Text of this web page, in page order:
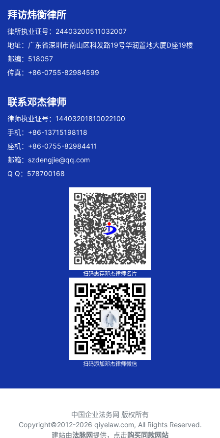
拜访炜衡律所
律所执业证号：24403200511032007
地址：广东省深圳市南山区科发路19号华润置地大厦D座19楼
邮编：518057
传真：+86-0755-82984599
联系邓杰律师
律师执业证号：14403201810022100
手机：+86-13715198118
座机：+86-0755-82984411
邮箱： szdengjie@qq.com
Q Q：578700168
扫码惠存邓杰律师名片
扫码添加邓杰律师微信
中国企业法务网 版权所有
Copyright©2012-2026 qiyelaw.com, All Rights Reserved.
建站由法脉网提供，点击购买同款网站